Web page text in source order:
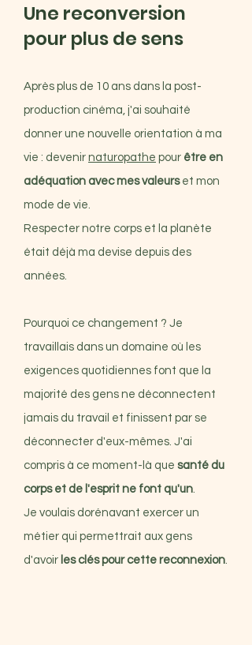
Une reconversion
pour plus de sens
Après plus de 10 ans dans la post-
production cinéma, j'ai souhaité
donner une nouvelle orientation à ma
vie : devenir naturopathe pour être en
adéquation avec mes valeurset mon
mode de vie.
Respecter notre corps et la planète
était déjà ma devise depuis des
années.
Pourquoi ce changement ? Je
travaillais dans un domaine où les
exigences quotidiennes font que la
majorité des gens ne déconnectent
jamais du travail et finissent par se
déconnecter d'eux-mêmes. J'ai
compris à ce moment-là que santé du
corps et de l'esprit ne font qu'un.
Je voulais dorénavant exercer un
métier qui permettrait aux gens
d'avoir les clés pour cette reconnexion.